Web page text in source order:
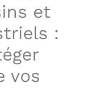
et
:
vos